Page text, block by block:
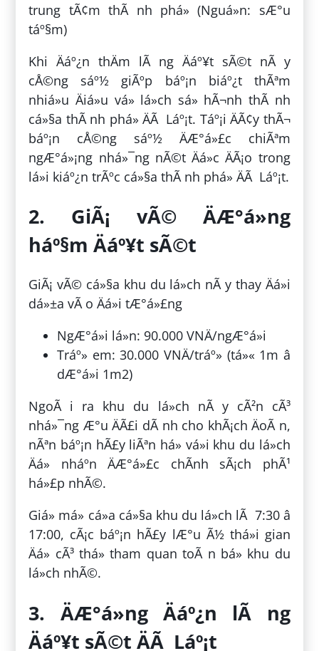
trung tÃ¢m thÃ nh phá» (Nguá»n: sÆ°u
táº§m)
Khi Äáº¿n thÄm lÃ ng Äáº¥t sÃ©t nÃ y
cÅ©ng sáº½ giÃºp báº¡n biáº¿t thÃªm
nhiá»u Äiá»u vá» lá»ch sá»­ hÃ¬nh thÃ nh
cá»§a thÃ nh phá» ÄÃ Láº¡t. Táº¡i ÄÃ¢y thÃ¬
báº¡n cÅ©ng sáº½ ÄÆ°á»£c chiÃªm
ngÆ°á»¡ng nhá»¯ng nÃ©t Äá»c ÄÃ¡o trong
lá»i kiáº¿n trÃºc cá»§a thÃ nh phá» ÄÃ Láº¡t.
2. GiÃ¡ vÃ© ÄÆ°á»ng
háº§m Äáº¥t sÃ©t
GiÃ¡ vÃ© cá»§a khu du lá»ch nÃ y thay Äá»i
dá»±a vÃ o Äá»i tÆ°á»£ng
NgÆ°á»i lá»n: 90.000 VNÄ/ngÆ°á»i
Tráº» em: 30.000 VNÄ/tráº» (tá»« 1m â
dÆ°á»i 1m2)
NgoÃ i ra khu du lá»ch nÃ y cÃ²n cÃ³
nhá»¯ng Æ°u ÄÃ£i dÃ nh cho khÃ¡ch ÄoÃ n,
nÃªn báº¡n hÃ£y liÃªn há» vá»i khu du lá»ch
Äá» nháº­n ÄÆ°á»£c chÃ­nh sÃ¡ch phÃ¹
há»£p nhÃ©.
Giá» má» cá»­a cá»§a khu du lá»ch lÃ 7:30 â
17:00, cÃ¡c báº¡n hÃ£y lÆ°u Ã½ thá»i gian
Äá» cÃ³ thá» tham quan toÃ n bá» khu du
lá»ch nhÃ©.
3. ÄÆ°á»ng Äáº¿n lÃ ng
Äáº¥t sÃ©t ÄÃ Láº¡t